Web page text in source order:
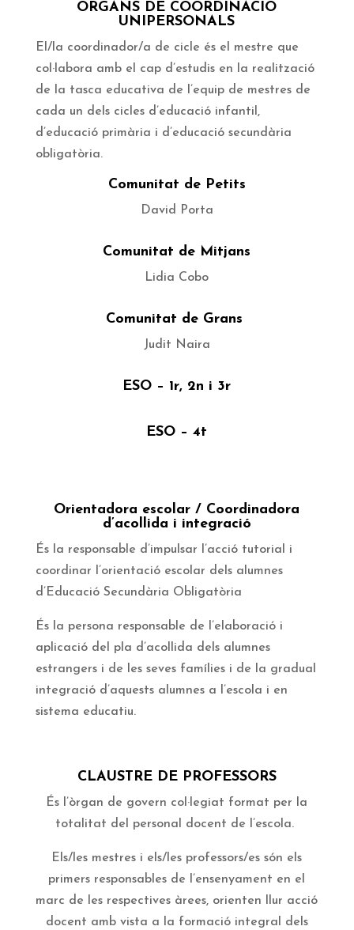
ÒRGANS DE COORDINACIÓ
UNIPERSONALS
El/la coordinador/a de cicle és el mestre que
col·labora amb el cap d’estudis en la realització
de la tasca educativa de l’equip de mestres de
cada un dels cicles d’educació infantil,
d’educació primària i d’educació secundària
obligatòria.
Comunitat de Petits
David Porta
Comunitat de Mitjans
Lidia Cobo
Comunitat de Grans
Judit Naira
ESO – 1r, 2n i 3r
ESO – 4t
Orientadora escolar / Coordinadora
d’acollida i integració
És la responsable d’impulsar l’acció tutorial i
coordinar l’orientació escolar dels alumnes
d’Educació Secundària Obligatòria
És la persona responsable de l’elaboració i
aplicació del pla d’acollida dels alumnes
estrangers i de les seves famílies i de la gradual
integració d’aquests alumnes a l’escola i en
sistema educatiu.
CLAUSTRE DE PROFESSORS
És l’òrgan de govern col·legiat format per la
totalitat del personal docent de l’escola.
Els/les mestres i els/les professors/es són els
primers responsables de l’ensenyament en el
marc de les respectives àrees, orienten llur acció
docent amb vista a la formació integral dels